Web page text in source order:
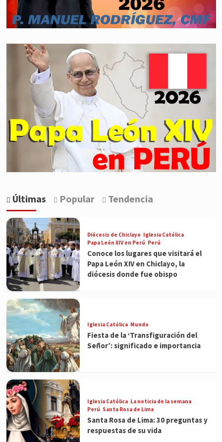
Últimas Popular Tendencia
Diócesis de Chiclayo Iglesia Católica
Papa León XIV en Perú Perú
Conoce los lugares que visitará el
Papa León XIV en Chiclayo, la
diócesis donde fue obispo
Iglesia Católica Mundo
Fiesta de la ‘Transfiguración del
Señor’: significado e importancia
Iglesia Católica La noticia de la semana
Perú Santa Rosa de Lima
Santa Rosa de Lima: 30 preguntas y
respuestas de su vida